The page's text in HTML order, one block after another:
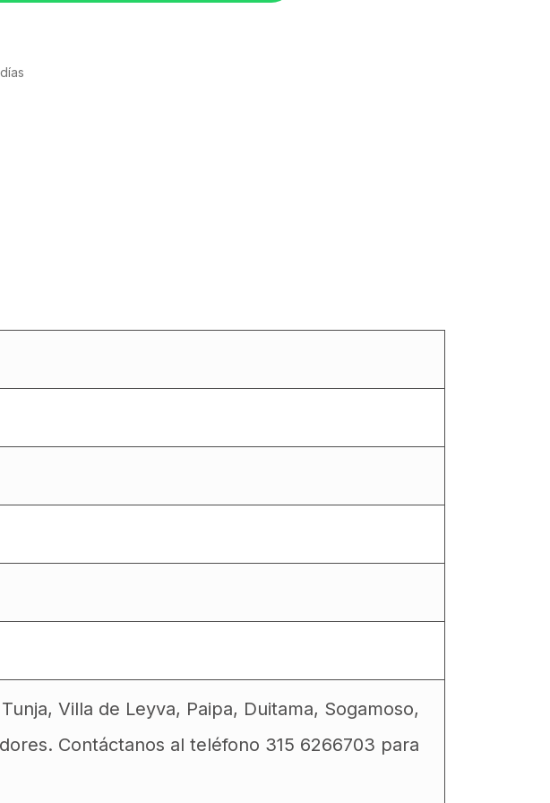
Villa de Leyva, Paipa, Duitama, Sogamoso,
Contáctanos al teléfono 315 6266703 para